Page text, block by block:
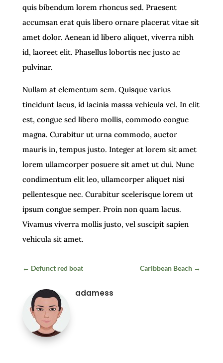
quis bibendum lorem rhoncus sed. Praesent
accumsan erat quis libero ornare placerat vitae sit
amet dolor. Aenean id libero aliquet, viverra nibh
id, laoreet elit. Phasellus lobortis nec justo ac
pulvinar.
Nullam at elementum sem. Quisque varius
tincidunt lacus, id lacinia massa vehicula vel. In elit
est, congue sed libero mollis, commodo congue
magna. Curabitur ut urna commodo, auctor
mauris in, tempus justo. Integer at lorem sit amet
lorem ullamcorper posuere sit amet ut dui. Nunc
condimentum elit leo, ullamcorper aliquet nisi
pellentesque nec. Curabitur scelerisque lorem ut
ipsum congue semper. Proin non quam lacus.
Vivamus viverra mollis justo, vel suscipit sapien
vehicula sit amet.
← Defunct red boat Caribbean Beach →
adamess